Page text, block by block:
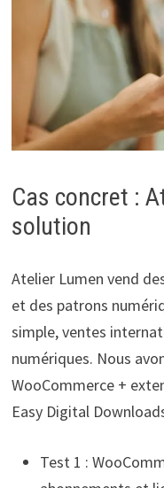
Cas concret :
solution
Atelier Lumen vend
et des patrons
simple, ventes
numériques. Nous
WooCommerce +
Easy Digital
Test 1 :